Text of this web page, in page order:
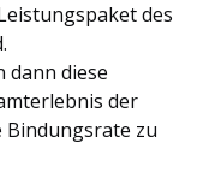
des
dann diese
der
Bindungsrate zu